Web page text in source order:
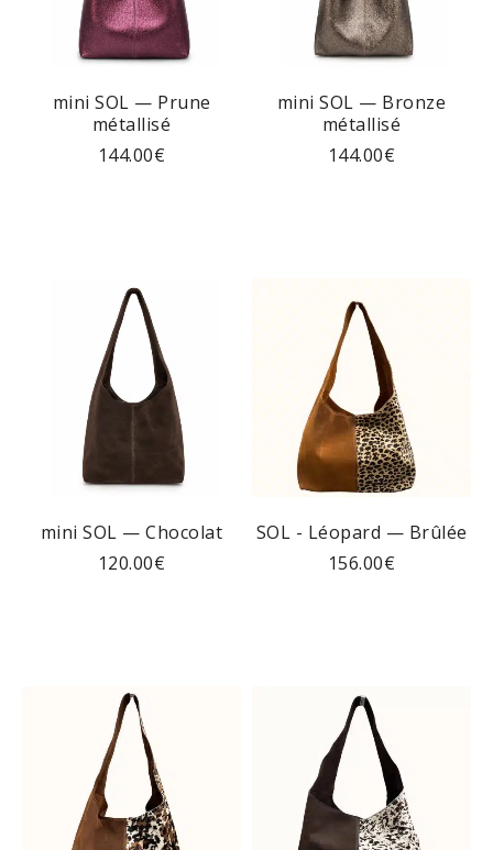
mini SOL — Prune
métallisé
144.00€
mini SOL — Bronze
métallisé
144.00€
mini SOL — Chocolat
120.00€
SOL - Léopard — Brûlée
156.00€